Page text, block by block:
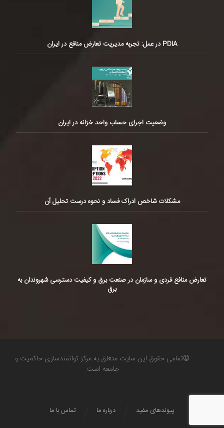
PDIA در عمل: تجربه مدیریت تعارض منافع در ایران
وضعیت اجرای حساب واحد خزانه در ایران
مشکلات شاخص ادراک فساد و نحوه درست تحلیل آن
تعارض منافع فردی و سازمان در صنعت برق و کیفیت دسترسی شهروندان به
برق
©تمامی حقوق این سایت متعلق به مرکز توانمندسازی حاکمیت و
جامعه است.
تماس با ما درباره ما پیوندهای مفید